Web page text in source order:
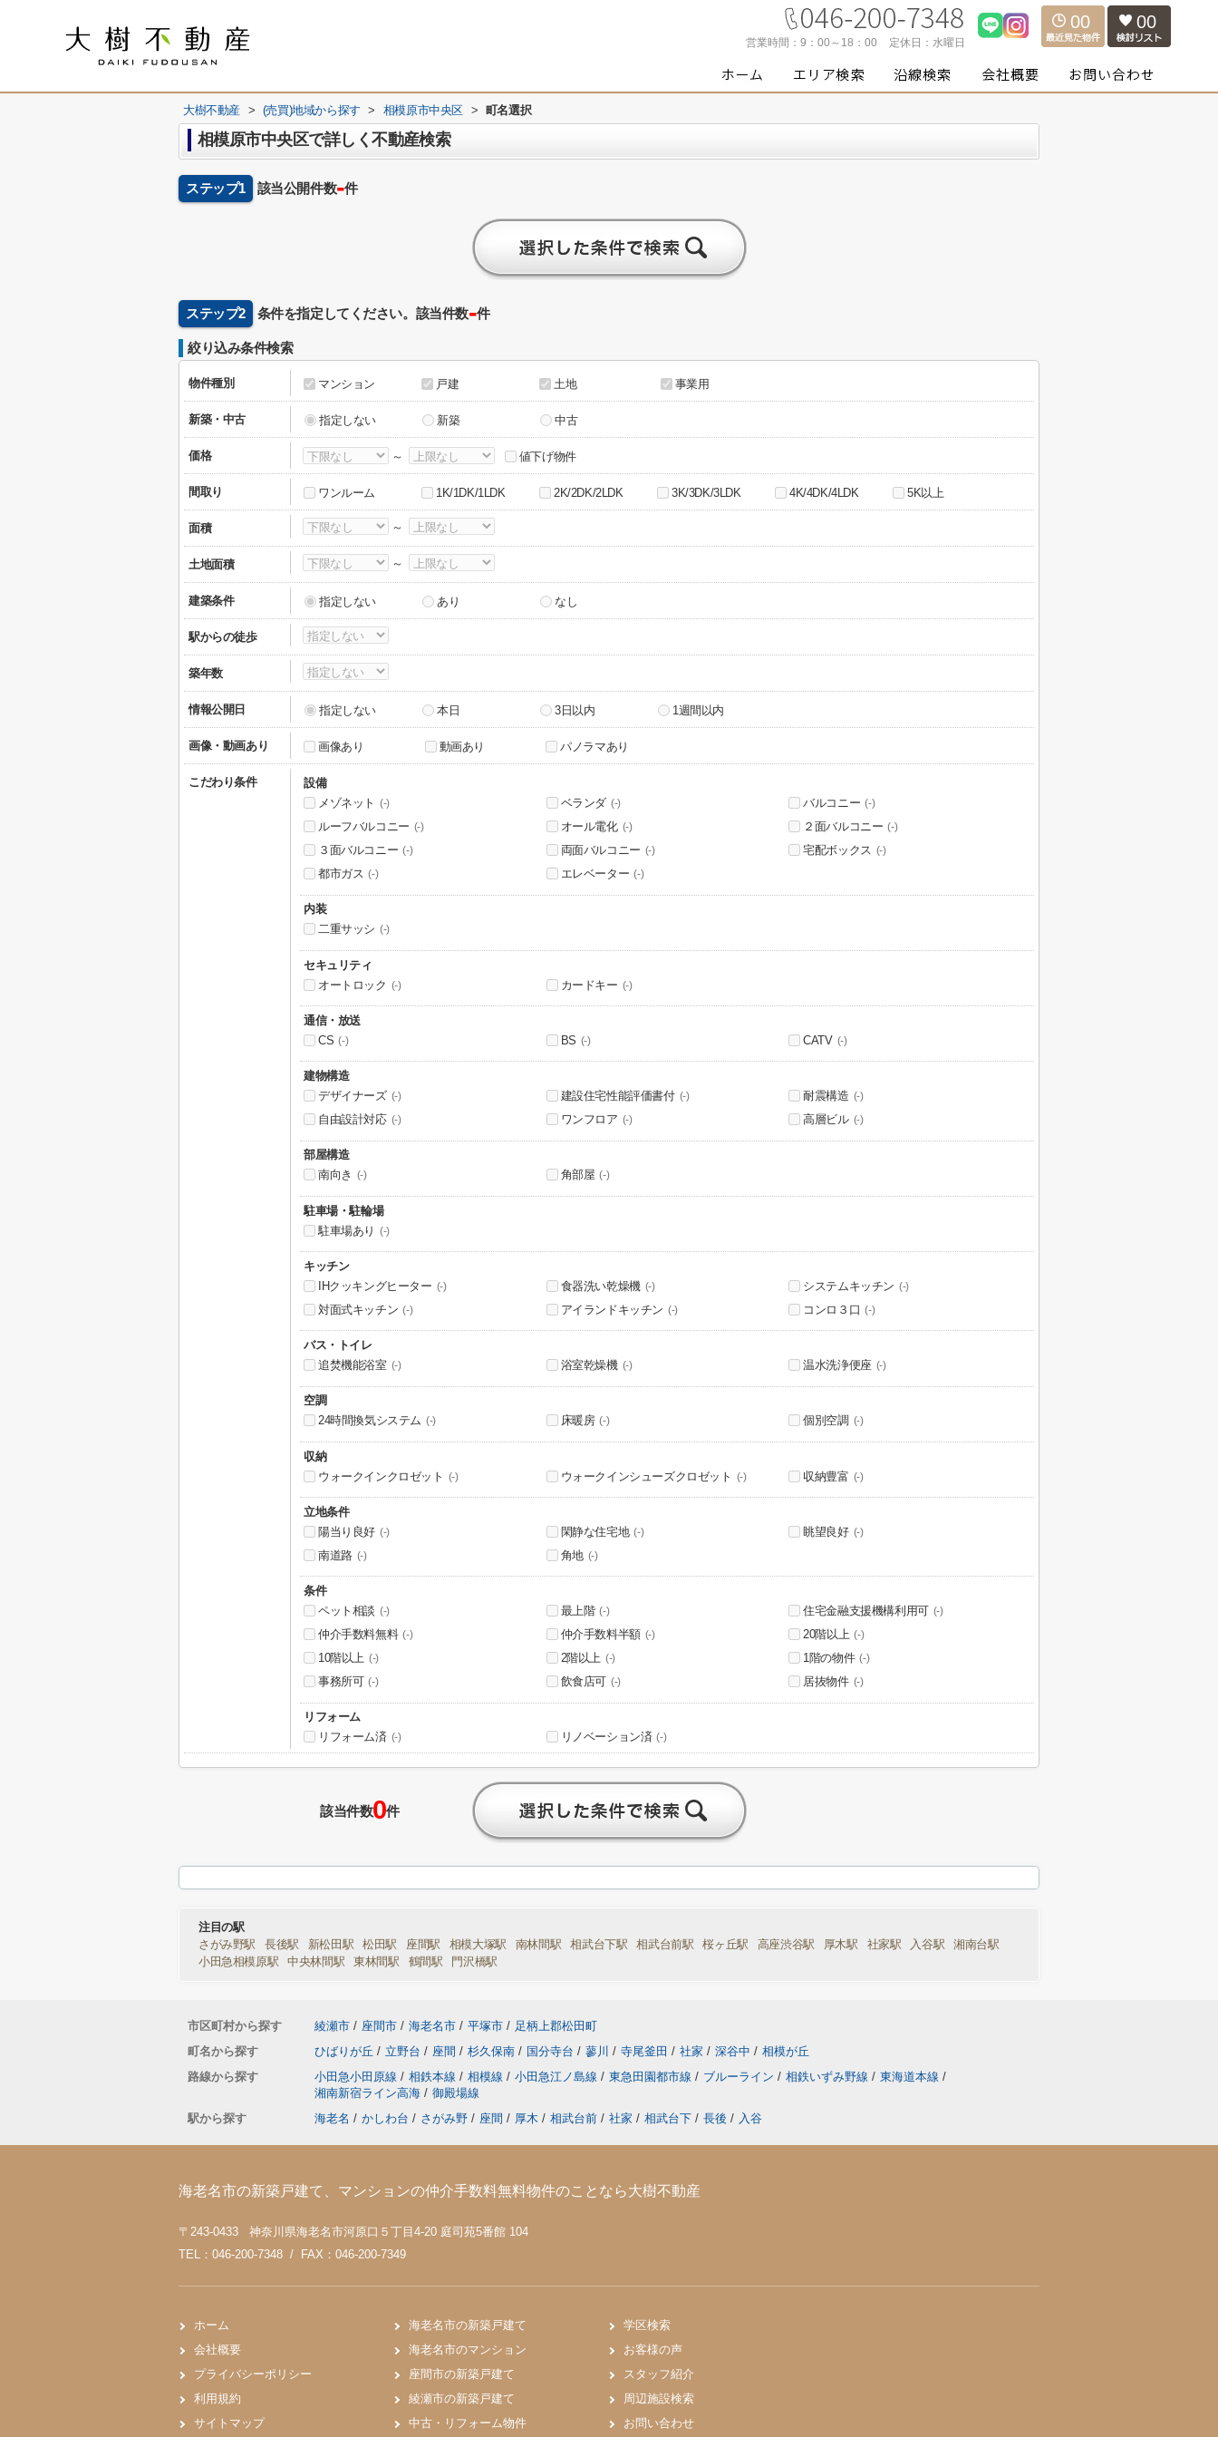
営業時間： 9：00～18：00 定休日： 水曜日
00 00
大樹不動産 > (売買)地域から探す > 相模原市中央区 > 町名選択
相模原市中央区で詳しく不動産検索
ステップ1 該当公開件数-件
ステップ2 条件を指定してください。該当件数-件
絞り込み条件検索
物件種別 マンション 戸建 土地 事業用
新築・中古 指定しない 新築 中古
価格 ～ 値下げ物件
間取り ワンルーム 1K/1DK/1LDK 2K/2DK/2LDK 3K/3DK/3LDK 4K/4DK/4LDK 5K以上
面積 ～
土地面積 ～
建築条件 指定しない あり なし
駅からの徒歩
築年数
情報公開日 指定しない 本日 3日以内 1週間以内
画像・動画あり 画像あり 動画あり パノラマあり
こだわり条件
設備
メゾネット
(-) ベランダ (-) バルコニー (-)
ルーフバルコニー (-) オール電化 (-) ２面バルコニー (-)
３面バルコニー (-) 両面バルコニー (-) 宅配ボックス (-)
都市ガス (-) エレベーター (-)
内装
二重サッシ (-)
セキュリティ
オートロック (-) カードキー (-)
通信・放送
CS (-) BS (-) CATV (-)
建物構造
デザイナーズ (-) 建設住宅性能評価書付 (-) 耐震構造 (-)
自由設計対応 (-) ワンフロア (-) 高層ビル (-)
部屋構造
南向き
(-) 角部屋 (-)
駐車場・駐輪場
駐車場あり
(-)
キッチン
IHクッキングヒーター (-) 食器洗い乾燥機 (-) システムキッチン (-)
対面式キッチン (-) アイランドキッチン (-) コンロ３口 (-)
バス・トイレ
追焚機能浴室 (-) 浴室乾燥機 (-) 温水洗浄便座 (-)
空調
24時間換気システム (-) 床暖房 (-) 個別空調 (-)
収納
ウォークインクロゼット
(-) ウォークインシューズクロゼット (-) 収納豊富 (-)
立地条件
陽当り良好 (-) 閑静な住宅地 (-) 眺望良好 (-)
南道路 (-) 角地 (-)
条件
ペット相談 (-) 最上階 (-) 住宅金融支援機構利用可 (-)
仲介手数料無料 (-) 仲介手数料半額 (-) 20階以上 (-)
10階以上 (-) 2階以上 (-) 1階の物件 (-)
事務所可 (-) 飲食店可 (-) 居抜物件 (-)
リフォーム
リフォーム済 (-) リノベーション済 (-)
該当件数0件
注目の駅
さがみ野駅
長後駅 新松田駅 松田駅 座間駅 相模大塚駅 南林間駅 相武台下駅 相武台前駅 桜ヶ丘駅 高座渋谷駅 厚木駅 社家駅 入谷駅
湘南台駅
小田急相模原駅
中央林間駅 東林間駅 鶴間駅 門沢橋駅
市区町村から探す 綾瀬市 / 座間市 / 海老名市 / 平塚市 / 足柄上郡松田町
町名から探す
ひばりが丘 / 立野台 / 座間 / 杉久保南 / 国分寺台 / 蓼川 / 寺尾釜田 / 社家 / 深谷中 / 相模が丘
路線から探す
小田急小田原線 / 相鉄本線 / 相模線 / 小田急江ノ島線 / 東急田園都市線 / ブルーライン / 相鉄いずみ野線 / 東海道本線 /
湘南新宿ライン高海 / 御殿場線
駅から探す
海老名 / かしわ台 / さがみ野 / 座間 / 厚木 / 相武台前 / 社家 / 相武台下 / 長後 / 入谷
海老名市の新築戸建て、マンションの仲介手数料無料物件のことなら大樹不動産
〒243-0433 神奈川県海老名市河原口５丁目4-20 庭司苑5番館 104
TEL：046-200-7348 / FAX：046-200-7349
ホーム
会社概要
プライバシーポリシー
利用規約
サイトマップ
海老名市の新築戸建て
海老名市のマンション
座間市の新築戸建て
綾瀬市の新築戸建て
中古・リフォーム物件
学区検索
お客様の声
スタッフ紹介
周辺施設検索
お問い合わせ